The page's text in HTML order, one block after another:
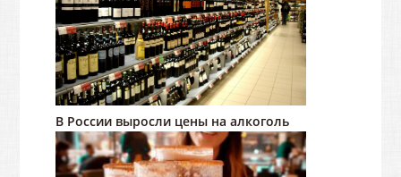
В России выросли цены на алкоголь